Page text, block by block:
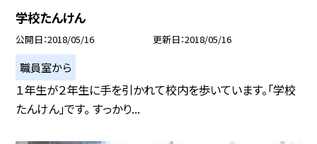
学校たんけん
公開日 2018/05/16 更新日 2018/05/16
職員室から
１年生が２年生に手を引かれて校内を歩いています。「学校
たんけん」です。 すっかり...